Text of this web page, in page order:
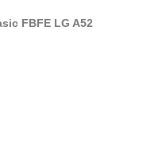
FBFE LG A52